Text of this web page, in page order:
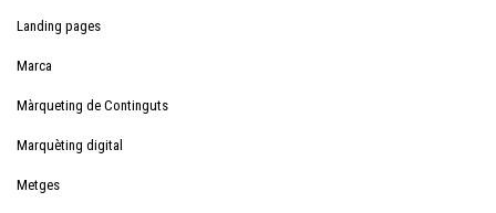
Landing pages
Marca
Màrqueting de Continguts
Marquèting digital
Metges